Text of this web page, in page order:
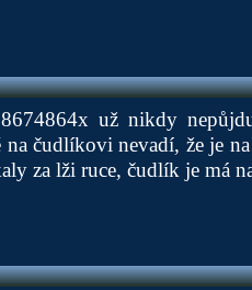
už nikdy
na čudlíkovi nevadí, že je
za lži ruce, čudlík je má